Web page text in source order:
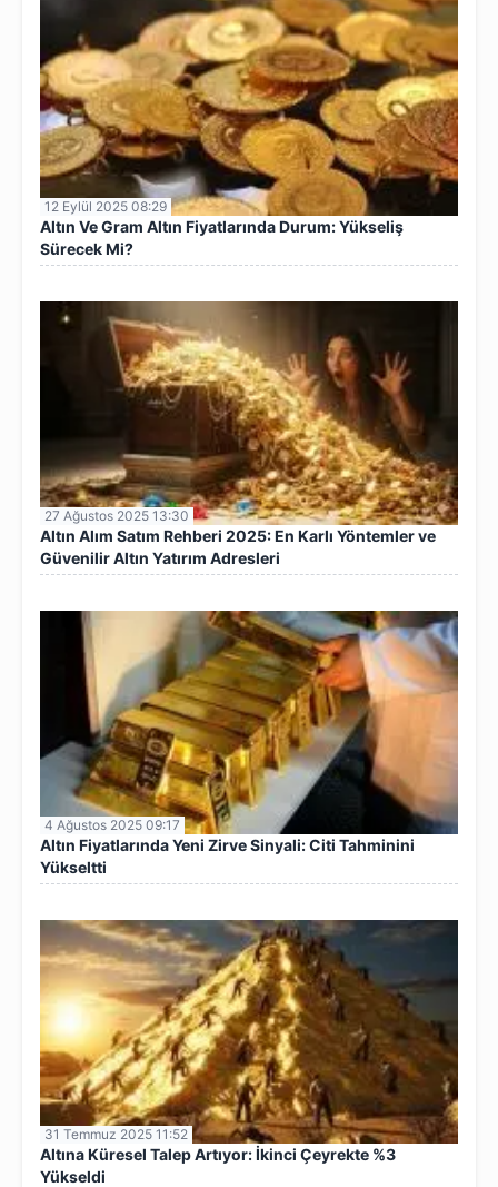
12 Eylül 2025 08:29
Altın Ve Gram Altın Fiyatlarında Durum: Yükseliş
Sürecek Mi?
27 Ağustos 2025 13:30
Altın Alım Satım Rehberi 2025: En Karlı Yöntemler ve
Güvenilir Altın Yatırım Adresleri
4 Ağustos 2025 09:17
Altın Fiyatlarında Yeni Zirve Sinyali: Citi Tahminini
Yükseltti
31 Temmuz 2025 11:52
Altına Küresel Talep Artıyor: İkinci Çeyrekte %3
Yükseldi